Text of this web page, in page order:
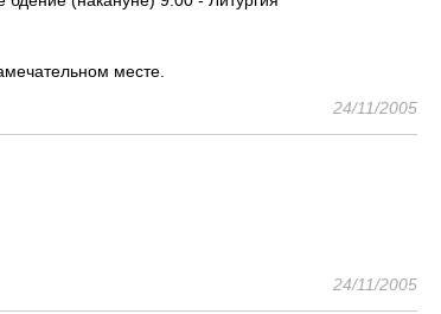
месте.
24/11/2005
24/11/2005